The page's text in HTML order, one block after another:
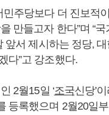
민주당보다 더 진보적
만들고자 한다”며 “
앞서 제시하는 정당,
다”고 강조했다.
2월15일 ‘조국신당’
등록했으며 2월20일